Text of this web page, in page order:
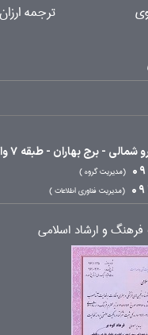
ترجمه ارزان
- برج بهاران - طبقه 7 واحد 2
مدیریت گروه
مدیریت فناوری اطلاعات
و ارشاد اسلامی